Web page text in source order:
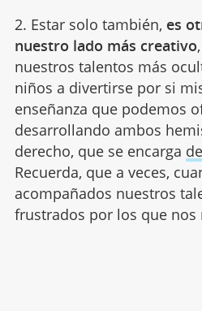
2. Estar solo también, es
nuestro lado más creativo
nuestros talentos más
niños a divertirse por si
enseñanza que podemos
desarrollando ambos
derecho, que se encarga
Recuerda, que a veces,
acompañados nuestros
frustrados por los que nos